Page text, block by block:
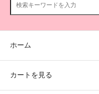
ホーム
カートを見る